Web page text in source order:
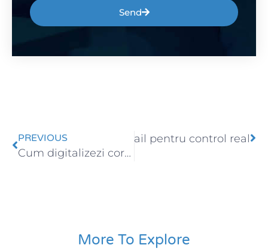
Send
PREVIOUS
Cum digitalizezi corect procesele financiare
SAP Business One retail pentru control real
More To Explore